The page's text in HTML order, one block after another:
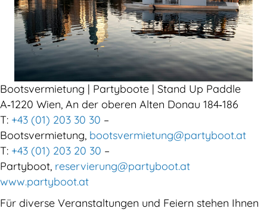
Bootsvermietung | Partyboote | Stand Up Paddle
A‑1220 Wien, An der oberen Alten Donau 184‑186
T: +43 (01) 203 30 30 –
Bootsvermietung, bootsvermietung@partyboot.at
T: +43 (01) 203 20 30 –
Partyboot, reservierung@partyboot.at
www.partyboot.at
Für diverse Veranstaltungen und Feiern stehen Ihnen